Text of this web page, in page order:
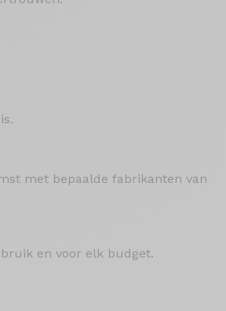
met bepaalde fabrikanten van
en voor elk budget.